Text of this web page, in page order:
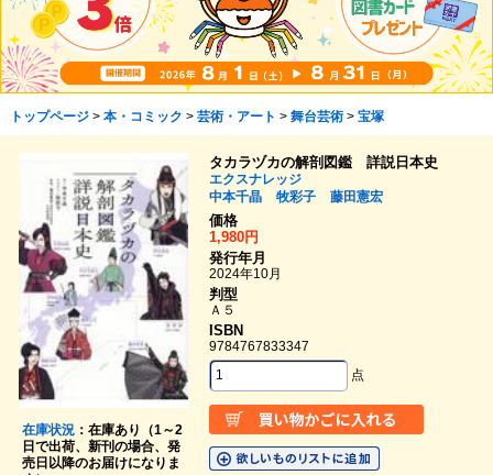
トップページ> 本・コミック > 芸術・アート > 舞台芸術> 宝塚
在庫状況：在庫あり（1～2
日で出荷、新刊の場合、発
売日以降のお届けになりま
タカラヅカの解剖図鑑 詳説日本史
エクスナレッジ
中本千晶
牧彩子
藤田憲宏
価格
1,980円
発行年月
2024年10月
判型
Ａ５
ISBN
9784767833347
点